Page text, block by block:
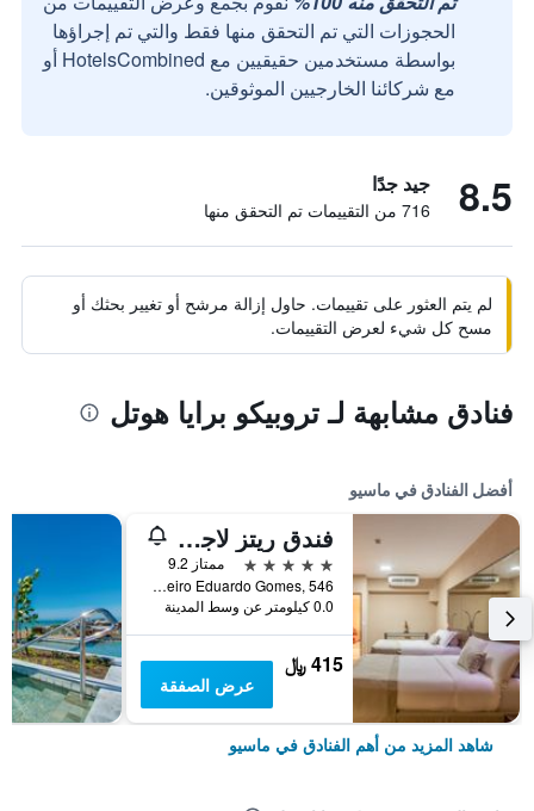
الحجوزات التي تم التحقق منها فقط والتي تم إجراؤها
بواسطة مستخدمين حقيقيين مع HotelsCombined أو
مع شركائنا الخارجيين الموثوقين.
8.5 جيد جدًا
716 من التقييمات تم التحقق منها
لم يتم العثور على تقييمات. حاول إزالة مرشح أو تغيير بحثك أو
مسح كل شيء لعرض التقييمات.
فنادق مشابهة لـ تروبيكو برايا هوتل
أفضل الفنادق في ماسيو
فندق ريتز لاجوا دا أنتا هوتل آند سبا
5 نجوم
ممتاز 9.2
Av. Brigadeiro Eduardo Gomes, 546, ماسيو, البرازيل
0.0 كيلومتر عن وسط المدينة
415 ﷼
عرض الصفقة
شاهد المزيد من أهم الفنادق في ماسيو